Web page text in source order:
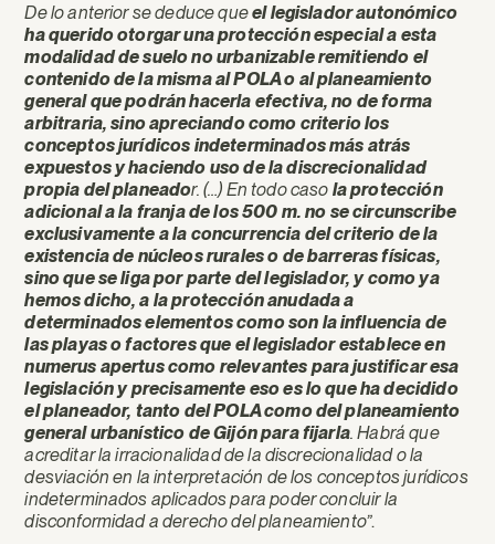
De lo anterior se deduce queel legislador autonómico
ha querido otorgar una protección especial a esta
modalidad de suelo no urbanizable remitiendo el
contenido de la misma al POLA o al planeamiento
general que podrán hacerla efectiva, no de forma
arbitraria, sino apreciando como criterio los
conceptos jurídicos indeterminados más atrás
expuestos y haciendo uso de la discrecionalidad
propia del planeador. (…) En todo caso la protección
adicional a la franja de los 500 m. no se circunscribe
exclusivamente a la concurrencia del criterio de la
existencia de núcleos rurales o de barreras físicas,
sino que se liga por parte del legislador, y como ya
hemos dicho, a la protección anudada a
determinados elementos como son la influencia de
las playas o factores que el legislador establece en
numerus apertus como relevantes para justificar esa
legislación y precisamente eso es lo que ha decidido
el planeador, tanto del POLA como del planeamiento
general urbanístico de Gijón para fijarla. Habrá que
acreditar la irracionalidad de la discrecionalidad o la
desviación en la interpretación de los conceptos jurídicos
indeterminados aplicados para poder concluir la
disconformidad a derecho del planeamiento”.